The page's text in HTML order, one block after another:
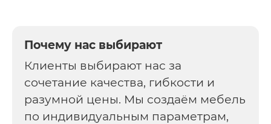
Почему нас выбирают
Клиенты выбирают нас за
сочетание качества, гибкости и
разумной цены. Мы создаём мебель
по индивидуальным параметрам,